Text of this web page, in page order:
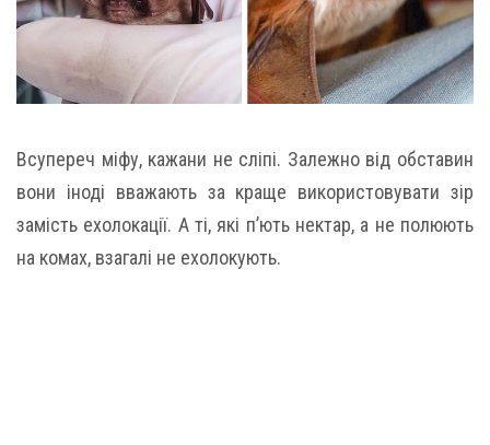
Всупереч міфу, кажани не сліпі. Залежно від обставин
вони іноді вважають за краще використовувати зір
замість ехолокації. А ті, які п’ють нектар, а не полюють
на комах, взагалі не ехолокують.